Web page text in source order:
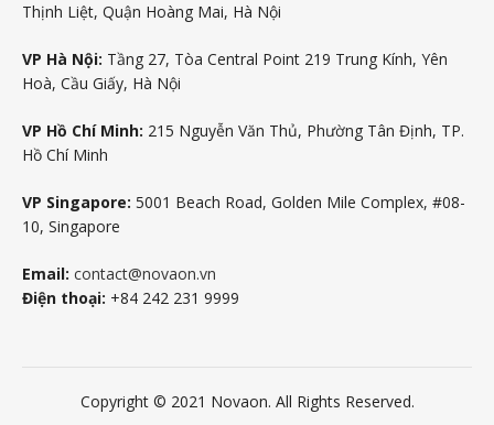
Thịnh Liệt, Quận Hoàng Mai, Hà Nội
VP Hà Nội: Tầng 27, Tòa Central Point 219 Trung Kính, Yên
Hoà, Cầu Giấy, Hà Nội
VP Hồ Chí Minh: 215 Nguyễn Văn Thủ, Phường Tân Định, TP.
Hồ Chí Minh
VP Singapore: 5001 Beach Road, Golden Mile Complex, #08-
10, Singapore
Email: contact@novaon.vn
Điện thoại: +84 242 231 9999
Copyright © 2021 Novaon. All Rights Reserved.